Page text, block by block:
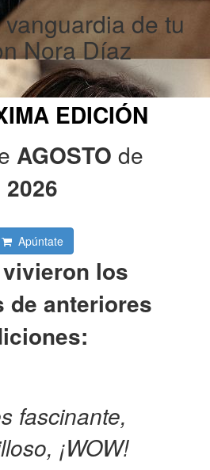
de tu
Nora Díaz
EDICIÓN
AGOSTOde
2026
Apúntate
los
de anteriores
fascinante,
¡WOW!